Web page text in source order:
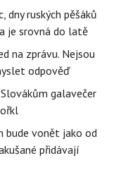
dny ruských pěšáků
je srovná do latě
na zprávu. Nejsou
odpověď
galavečer
bude vonět jako od
přidávají